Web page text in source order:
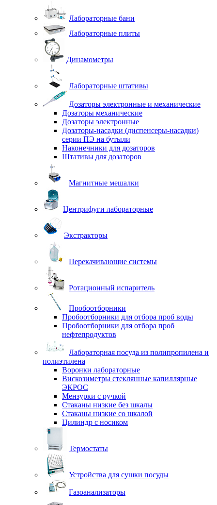
Лабораторные бани
Лабораторные плиты
Динамометры
Лабораторные штативы
Дозаторы электронные и механические
Дозаторы механические
Дозаторы электронные
Дозаторы-насадки (диспенсеры-насадки)
серии ПЭ на бутыли
Наконечники для дозаторов
Штативы для дозаторов
Магнитные мешалки
Центрифуги лабораторные
Экстракторы
Перекачивающие системы
Ротационный испаритель
Пробоотборники
Пробоотборники для отбора проб воды
Пробоотборники для отбора проб
нефтепродуктов
Лабораторная посуда из полипропилена и
полиэтилена
Воронки лабораторные
Вискозиметры стеклянные капиллярные
ЭКРОС
Мензурки с ручкой
Стаканы низкие без шкалы
Стаканы низкие со шкалой
Цилиндр с носиком
Термостаты
Устройства для сушки посуды
Газоанализаторы